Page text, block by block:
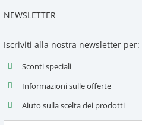
NEWSLETTER
Iscriviti alla nostra newsletter per:
Sconti speciali
Informazioni sulle offerte
Aiuto sulla scelta dei prodotti